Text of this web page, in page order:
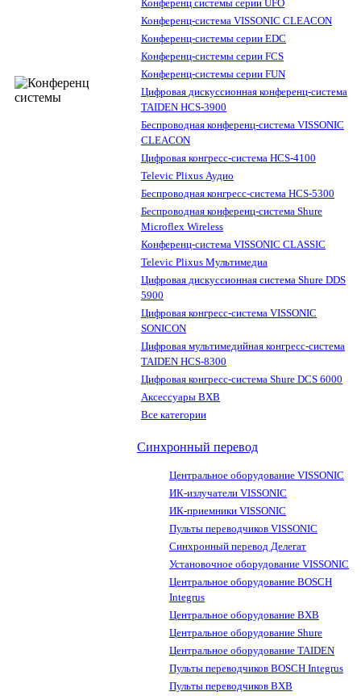
Конференц системы серии UFO
Конференц-система VISSONIC CLEACON
Конференц-системы серии EDC
Конференц-системы серии FCS
Конференц-системы серии FUN
Цифровая дискуссионная конференц-система
TAIDEN HCS-3900
Беспроводная конференц-система VISSONIC
CLEACON
Цифровая конгресс-система HCS-4100
Televic Plixus Аудио
Беспроводная конгресс-система HCS-5300
Беспроводная конференц-система Shure
Microflex Wireless
Конференц-система VISSONIC CLASSIC
Televic Plixus Мультимедиа
Цифровая дискуссионная система Shure DDS
5900
Цифровая конгресс-система VISSONIC
SONICON
Цифровая мультимедийная конгресс-система
TAIDEN HCS-8300
Цифровая конгресс-система Shure DCS 6000
Аксессуары BXB
Все категории
Синхронный перевод
Центральное оборудование VISSONIC
ИК-излучатели VISSONIC
ИК-приемники VISSONIC
Пульты переводчиков VISSONIC
Синхронный перевод Делегат
Установочное оборудование VISSONIC
Центральное оборудование BOSCH
Integrus
Центральное оборудование BXB
Центральное оборудование Shure
Центральное оборудование TAIDEN
Пульты переводчиков BOSCH Integrus
Пульты переводчиков BXB